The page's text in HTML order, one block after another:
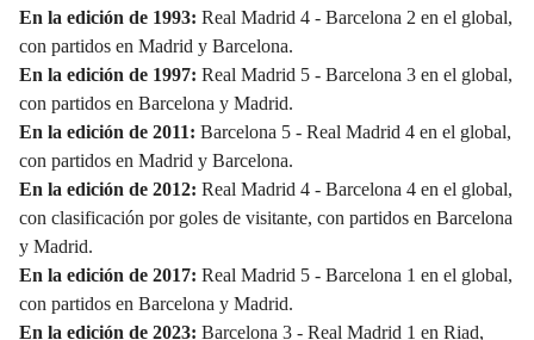
En la edición de 1993: Real Madrid 4 - Barcelona 2 en el global,
con partidos en Madrid y Barcelona.
En la edición de 1997: Real Madrid 5 - Barcelona 3 en el global,
con partidos en Barcelona y Madrid.
En la edición de 2011: Barcelona 5 - Real Madrid 4 en el global,
con partidos en Madrid y Barcelona.
En la edición de 2012: Real Madrid 4 - Barcelona 4 en el global,
con clasificación por goles de visitante, con partidos en Barcelona
y Madrid.
En la edición de 2017: Real Madrid 5 - Barcelona 1 en el global,
con partidos en Barcelona y Madrid.
En la edición de 2023: Barcelona 3 - Real Madrid 1 en Riad,